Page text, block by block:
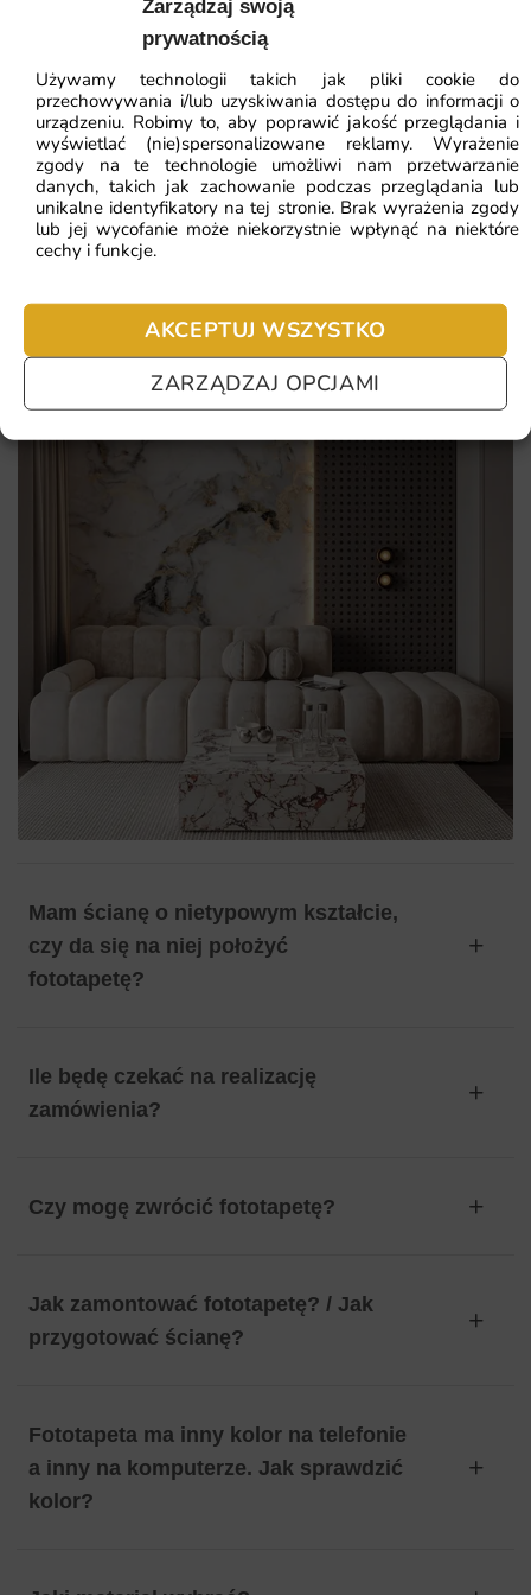
Zarządzaj swoją
prywatnością
Używamy technologii takich jak pliki cookie do
przechowywania i/lub uzyskiwania dostępu do informacji o
urządzeniu. Robimy to, aby poprawić jakość przeglądania i
wyświetlać (nie)spersonalizowane reklamy. Wyrażenie
zgody na te technologie umożliwi nam przetwarzanie
danych, takich jak zachowanie podczas przeglądania lub
unikalne identyfikatory na tej stronie. Brak wyrażenia zgody
lub jej wycofanie może niekorzystnie wpłynąć na niektóre
cechy i funkcje.
AKCEPTUJ WSZYSTKO
ZARZĄDZAJ OPCJAMI
Sprawdź, co konkretnie wyróżnia tę propozycję:
etniczno-roślinna kompozycja
stylistyka boho z duszą
ciepłe, opowieściowe kolory
wzór dla wielbicieli warstw i detali
Najniższa cena z 30 dni:41.93zł
ZOBACZ WSZYSTKIE
Najczęściej zadawane pytania
Pomagamy i doradzamy przy każdym zakupie. Ale jeżeli
nie chcesz czekać – sprawdź najczęściej zadawane pytania.
Mam ścianę o nietypowym kształcie,
czy da się na niej położyć
fototapetę?
Ile będę czekać na realizację
zamówienia?
Czy mogę zwrócić fototapetę?
Jak zamontować fototapetę? / Jak
przygotować ścianę?
Fototapeta ma inny kolor na telefonie
a inny na komputerze. Jak sprawdzić
kolor?